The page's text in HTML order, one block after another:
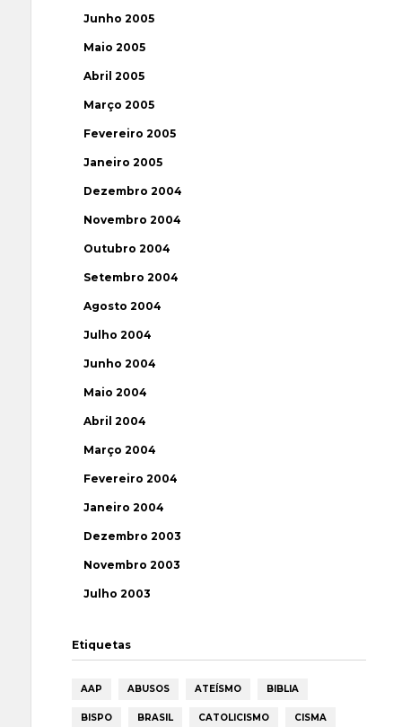
Junho 2005
Maio 2005
Abril 2005
Março 2005
Fevereiro 2005
Janeiro 2005
Dezembro 2004
Novembro 2004
Outubro 2004
Setembro 2004
Agosto 2004
Julho 2004
Junho 2004
Maio 2004
Abril 2004
Março 2004
Fevereiro 2004
Janeiro 2004
Dezembro 2003
Novembro 2003
Julho 2003
Etiquetas
AAP ABUSOS ATEÍSMO BIBLIA
BISPO BRASIL CATOLICISMO CISMA